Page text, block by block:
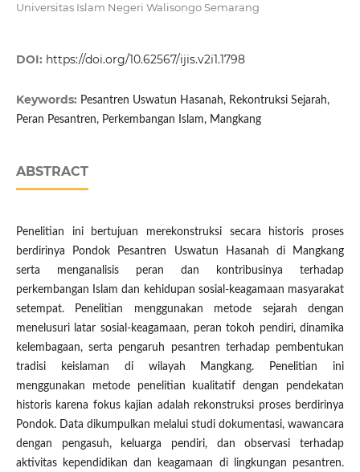
Universitas Islam Negeri Walisongo Semarang
DOI: https://doi.org/10.62567/ijis.v2i1.1798
Keywords: Pesantren Uswatun Hasanah, Rekontruksi Sejarah,
Peran Pesantren, Perkembangan Islam, Mangkang
ABSTRACT
Penelitian ini bertujuan merekonstruksi secara historis proses
berdirinya Pondok Pesantren Uswatun Hasanah di Mangkang
serta menganalisis peran dan kontribusinya terhadap
perkembangan Islam dan kehidupan sosial-keagamaan masyarakat
setempat. Penelitian menggunakan metode sejarah dengan
menelusuri latar sosial-keagamaan, peran tokoh pendiri, dinamika
kelembagaan, serta pengaruh pesantren terhadap pembentukan
tradisi keislaman di wilayah Mangkang. Penelitian ini
menggunakan metode penelitian kualitatif dengan pendekatan
historis karena fokus kajian adalah rekonstruksi proses berdirinya
Pondok. Data dikumpulkan melalui studi dokumentasi, wawancara
dengan pengasuh, keluarga pendiri, dan observasi terhadap
aktivitas kependidikan dan keagamaan di lingkungan pesantren.